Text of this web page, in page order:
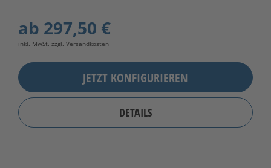
ab 297,50 €
inkl. MwSt. zzgl. Versandkosten
JETZT KONFIGURIEREN
DETAILS